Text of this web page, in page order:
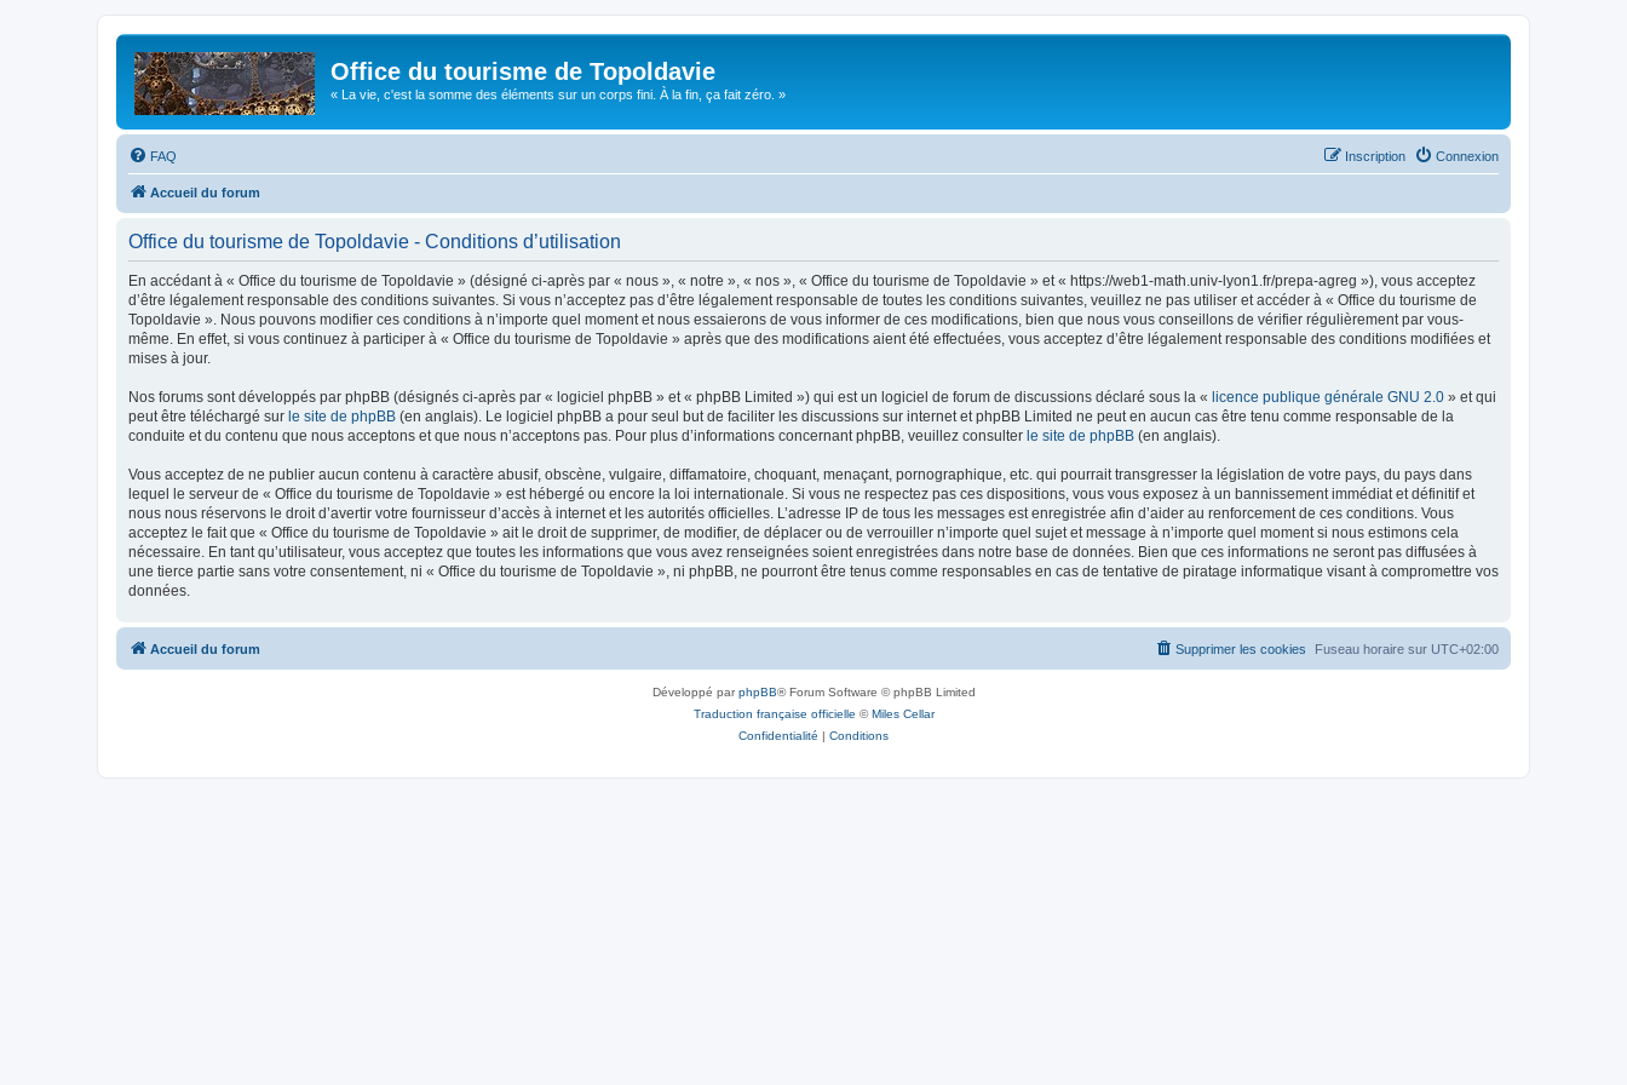
Office du tourisme de Topoldavie
« La vie, c'est la somme des éléments sur un corps fini. À la fin, ça fait zéro. »
FAQ Connexion
Inscription
Accueil du forum
Office du tourisme de Topoldavie - Conditions d’utilisation
En accédant à « Office du tourisme de Topoldavie » (désigné ci-après par « nous », « notre », « nos », « Office du tourisme de Topoldavie » et « https://web1-math.univ-lyon1.fr/prepa-agreg »), vous acceptez
d’être légalement responsable des conditions suivantes. Si vous n’acceptez pas d’être légalement responsable de toutes les conditions suivantes, veuillez ne pas utiliser et accéder à « Office du tourisme de
Topoldavie ». Nous pouvons modifier ces conditions à n’importe quel moment et nous essaierons de vous informer de ces modifications, bien que nous vous conseillons de vérifier régulièrement par vous-
même. En effet, si vous continuez à participer à « Office du tourisme de Topoldavie » après que des modifications aient été effectuées, vous acceptez d’être légalement responsable des conditions modifiées et
mises à jour.
Nos forums sont développés par phpBB (désignés ci-après par « logiciel phpBB » et « phpBB Limited ») qui est un logiciel de forum de discussions déclaré sous la « licence publique générale GNU 2.0 » et qui
peut être téléchargé sur le site de phpBB (en anglais). Le logiciel phpBB a pour seul but de faciliter les discussions sur internet et phpBB Limited ne peut en aucun cas être tenu comme responsable de la
conduite et du contenu que nous acceptons et que nous n’acceptons pas. Pour plus d’informations concernant phpBB, veuillez consulter le site de phpBB (en anglais).
Vous acceptez de ne publier aucun contenu à caractère abusif, obscène, vulgaire, diffamatoire, choquant, menaçant, pornographique, etc. qui pourrait transgresser la législation de votre pays, du pays dans
lequel le serveur de « Office du tourisme de Topoldavie » est hébergé ou encore la loi internationale. Si vous ne respectez pas ces dispositions, vous vous exposez à un bannissement immédiat et définitif et
nous nous réservons le droit d’avertir votre fournisseur d’accès à internet et les autorités officielles. L’adresse IP de tous les messages est enregistrée afin d’aider au renforcement de ces conditions. Vous
acceptez le fait que « Office du tourisme de Topoldavie » ait le droit de supprimer, de modifier, de déplacer ou de verrouiller n’importe quel sujet et message à n’importe quel moment si nous estimons cela
nécessaire. En tant qu’utilisateur, vous acceptez que toutes les informations que vous avez renseignées soient enregistrées dans notre base de données. Bien que ces informations ne seront pas diffusées à
une tierce partie sans votre consentement, ni « Office du tourisme de Topoldavie », ni phpBB, ne pourront être tenus comme responsables en cas de tentative de piratage informatique visant à compromettre vos
données.
Accueil du forum Fuseau horaire sur UTC+02:00
Supprimer les cookies
Développé parphpBB® Forum Software © phpBB Limited
Traduction française officielle ©Miles Cellar
Confidentialité | Conditions